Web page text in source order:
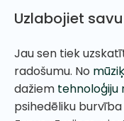
Uzlabojiet
Jau sen tiek
radošumu. No
dažiem tehnoloģiju
psihedēliku